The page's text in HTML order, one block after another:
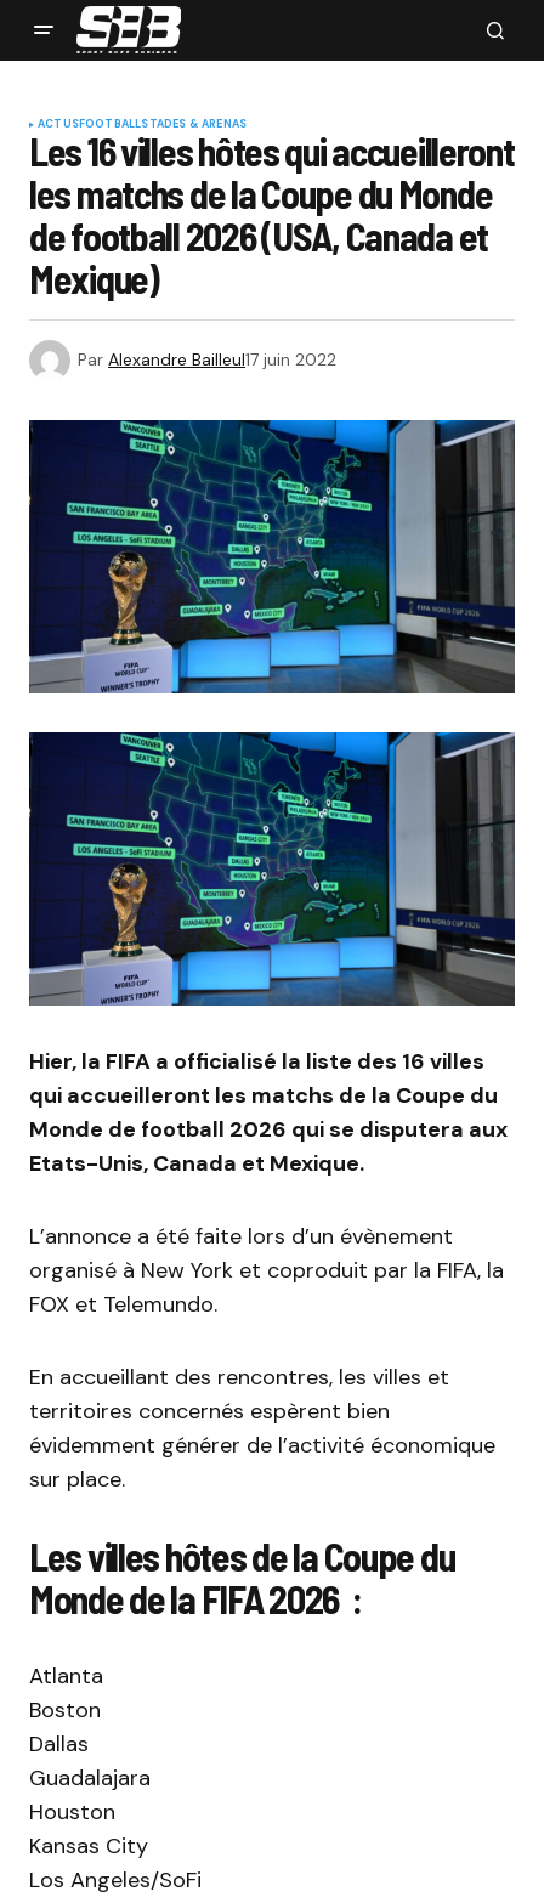
ACTUSFOOTBALLSTADES & ARENAS
Les 16 villes hôtes qui accueilleront
les matchs de la Coupe du Monde
de football 2026 (USA, Canada et
Mexique)
Par Alexandre Bailleul17 juin 2022
Hier, la FIFA a officialisé la liste des 16 villes
qui accueilleront les matchs de la Coupe du
Monde de football 2026 qui se disputera aux
Etats-Unis, Canada et Mexique.
L’annonce a été faite lors d’un évènement
organisé à New York et coproduit par la FIFA, la
FOX et Telemundo.
En accueillant des rencontres, les villes et
territoires concernés espèrent bien
évidemment générer de l’activité économique
sur place.
Les villes hôtes de la Coupe du
Monde de la FIFA 2026 :
Atlanta
Boston
Dallas
Guadalajara
Houston
Kansas City
Los Angeles/SoFi